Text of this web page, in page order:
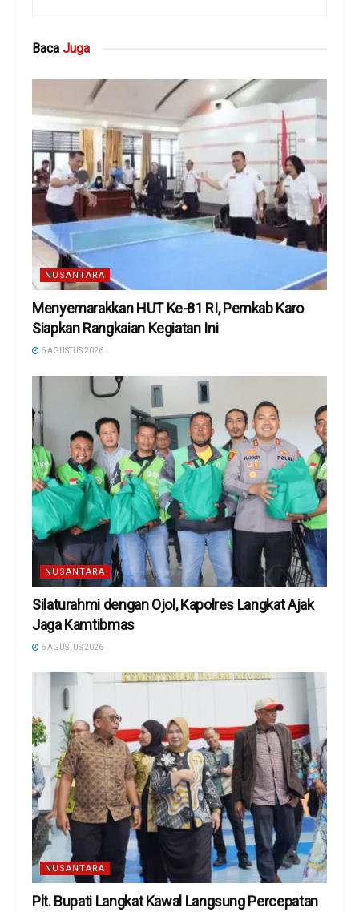
Baca Juga
NUSANTARA
Menyemarakkan HUT Ke-81 RI, Pemkab Karo
Siapkan Rangkaian Kegiatan Ini
6 AGUSTUS 2026
NUSANTARA
Silaturahmi dengan Ojol, Kapolres Langkat Ajak
Jaga Kamtibmas
6 AGUSTUS 2026
NUSANTARA
Plt. Bupati Langkat Kawal Langsung Percepatan